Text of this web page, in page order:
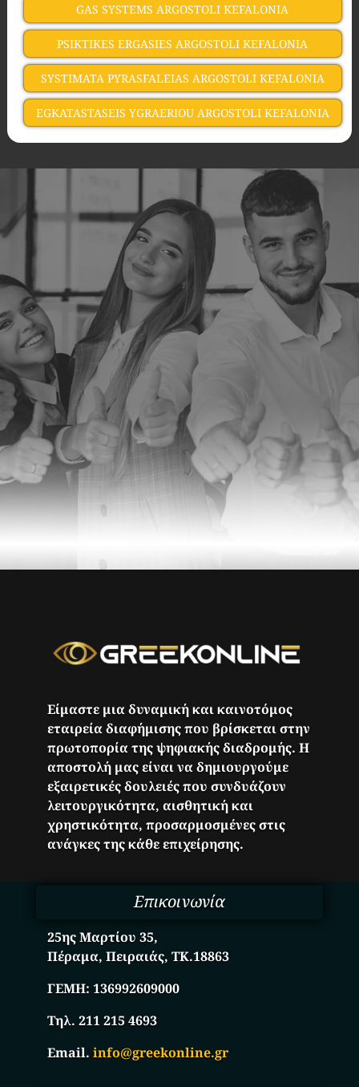
GAS SYSTEMS ARGOSTOLI KEFALONIA
PSIKTIKES ERGASIES ARGOSTOLI KEFALONIA
SYSTIMATA PYRASFALEIAS ARGOSTOLI KEFALONIA
EGKATASTASEIS YGRAERIOU ARGOSTOLI KEFALONIA
Είμαστε μια δυναμική και καινοτόμος
εταιρεία διαφήμισης που βρίσκεται στην
πρωτοπορία της ψηφιακής διαδρομής. Η
αποστολή μας είναι να δημιουργούμε
εξαιρετικές δουλειές που συνδυάζουν
λειτουργικότητα, αισθητική και
χρηστικότητα, προσαρμοσμένες στις
ανάγκες της κάθε επιχείρησης.
Επικοινωνία
25ης Μαρτίου 35,
Πέραμα, Πειραιάς, ΤΚ.18863
ΓΕΜΗ:136992609000
Τηλ. 211 215 4693
Email.info@greekonline.gr